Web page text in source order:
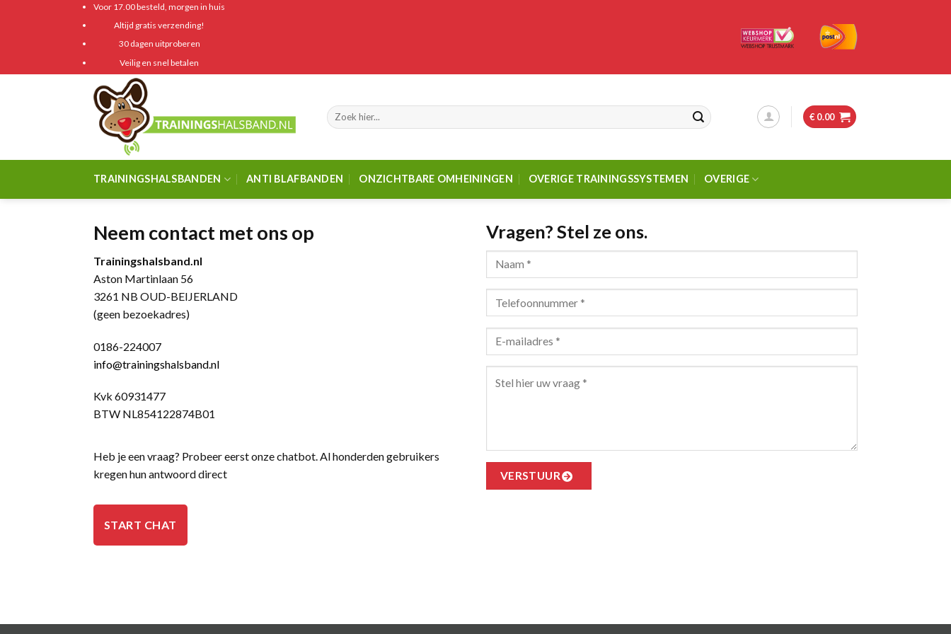
Voor 17.00 besteld, morgen in huis
Altijd gratis verzending!
30 dagen uitproberen
Veilig en snel betalen
Zoeken
naar:
€ 0.00
TRAININGSHALSBANDEN ANTI BLAFBANDEN ONZICHTBARE OMHEININGEN OVERIGE TRAININGSSYSTEMEN OVERIGE
Neem contact met ons op
Trainingshalsband.nl
Aston Martinlaan 56
3261 NB OUD-BEIJERLAND
(geen bezoekadres)
0186-224007
info@trainingshalsband.nl
Kvk 60931477
BTW NL854122874B01
Heb je een vraag? Probeer eerst onze chatbot. Al honderden gebruikers
kregen hun antwoord direct
START CHAT
Vragen? Stel ze ons.
VERSTUUR